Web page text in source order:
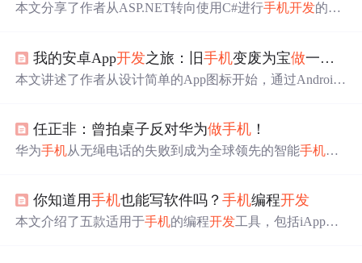
本文分享了作者从ASP.NET转向使用C#进行手机开发的学
源。我的安卓App开发之旅：旧手机变废为宝做一个震动App
本文讲述了作者从设计简单的App图标开始，通过Android
任正非：曾拍桌子反对华为做手机 ！
华为手机从无绳电话的失败到成为全球领先的智能手机品
mate7等产品的成功，奠定了华为在手机市场的地位。
你知道用手机也能写软件吗？手机编程开发
本文介绍了五款适用于手机的编程开发工具，包括iApp、